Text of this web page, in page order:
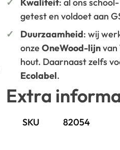
getest en voldoet aan
Duurzaamheid: wij
onze OneWood-lijnvan
hout. Daarnaast zelfs
Ecolabel.
Extra
SKU 82054